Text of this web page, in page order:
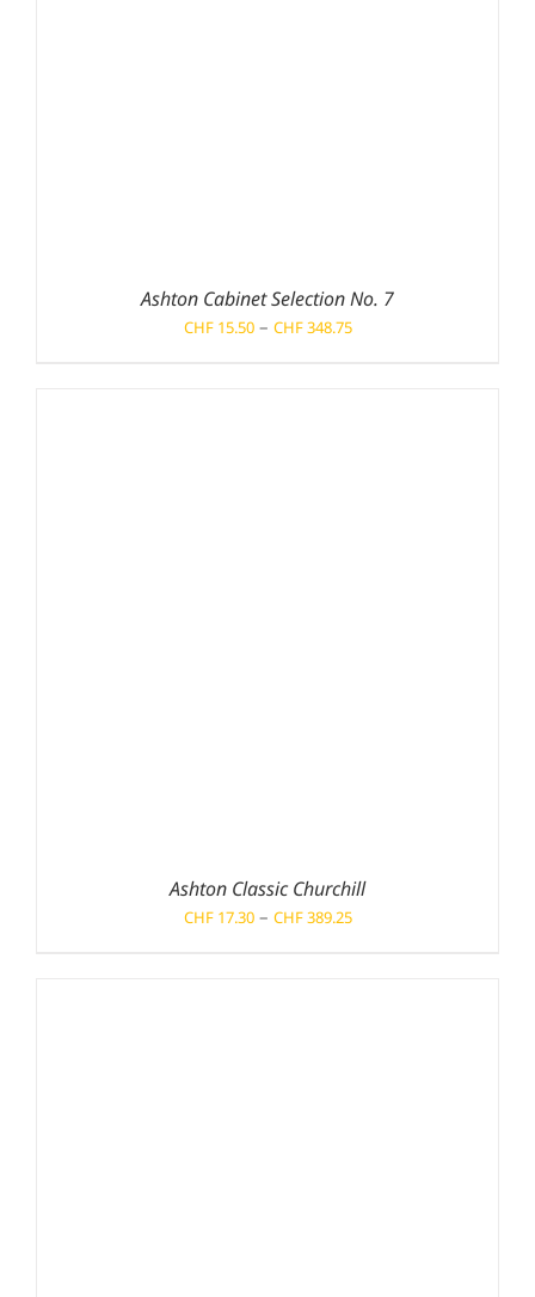
Ashton Cabinet Selection No. 7
CHF15.50 – CHF348.75Preisspanne:
Ashton Classic Churchill
CHF17.30 – CHF389.25Preisspanne: